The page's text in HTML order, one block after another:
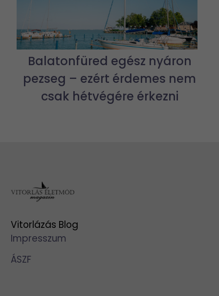
Balatonfüred egész nyáron
pezseg – ezért érdemes nem
csak hétvégére érkezni
Vitorlázás Blog
Impresszum
ÁSZF